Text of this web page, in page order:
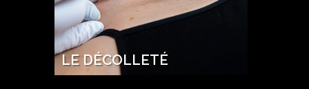
LE DÉCOLLETÉ